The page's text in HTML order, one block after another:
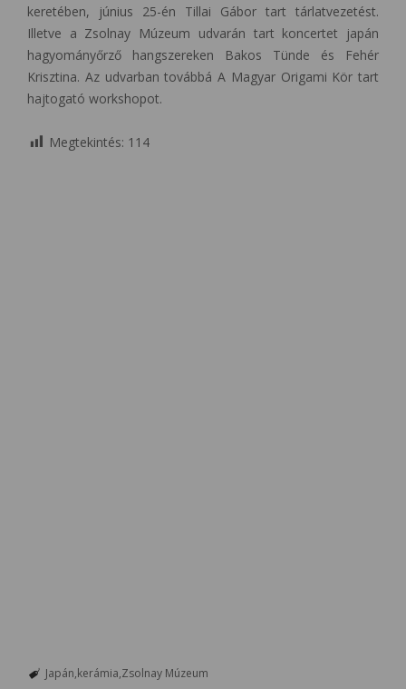
keretében, június 25-én Tillai Gábor tart tárlatvezetést.
Illetve a Zsolnay Múzeum udvarán tart koncertet japán
hagyományőrző hangszereken Bakos Tünde és Fehér
Krisztina. Az udvarban továbbá A Magyar Origami Kör tart
hajtogató workshopot.
Megtekintés: 114
Japán kerámia Zsolnay Múzeum